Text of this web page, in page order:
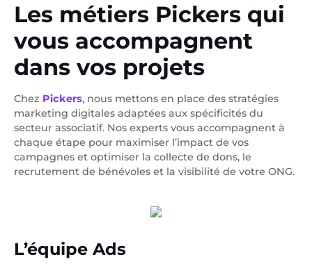
Les métiers Pickers qui
vous accompagnent
dans vos projets
Chez Pickers, nous mettons en place des stratégies
marketing digitales adaptées aux spécificités du
secteur associatif. Nos experts vous accompagnent à
chaque étape pour maximiser l’impact de vos
campagnes et optimiser la collecte de dons, le
recrutement de bénévoles et la visibilité de votre ONG.
L’équipe Ads